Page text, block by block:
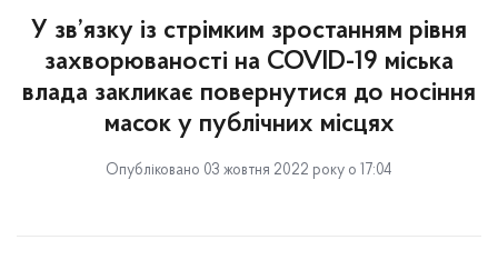
У зв’язку із стрімким зростанням рівня
захворюваності на COVID-19 міська
влада закликає повернутися до носіння
масок у публічних місцях
Опубліковано 03 жовтня 2022 року о 17:04